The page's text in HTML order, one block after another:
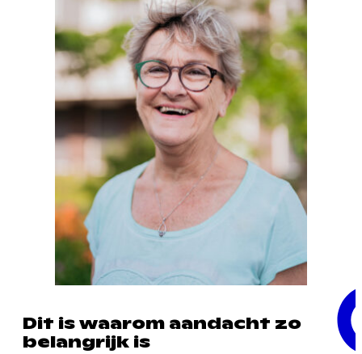
Dit is waarom aandacht zo
belangrijk is